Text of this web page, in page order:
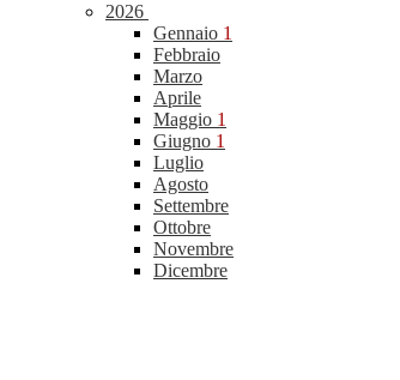
2026
Gennaio 1
Febbraio
Marzo
Aprile
Maggio 1
Giugno 1
Luglio
Agosto
Settembre
Ottobre
Novembre
Dicembre